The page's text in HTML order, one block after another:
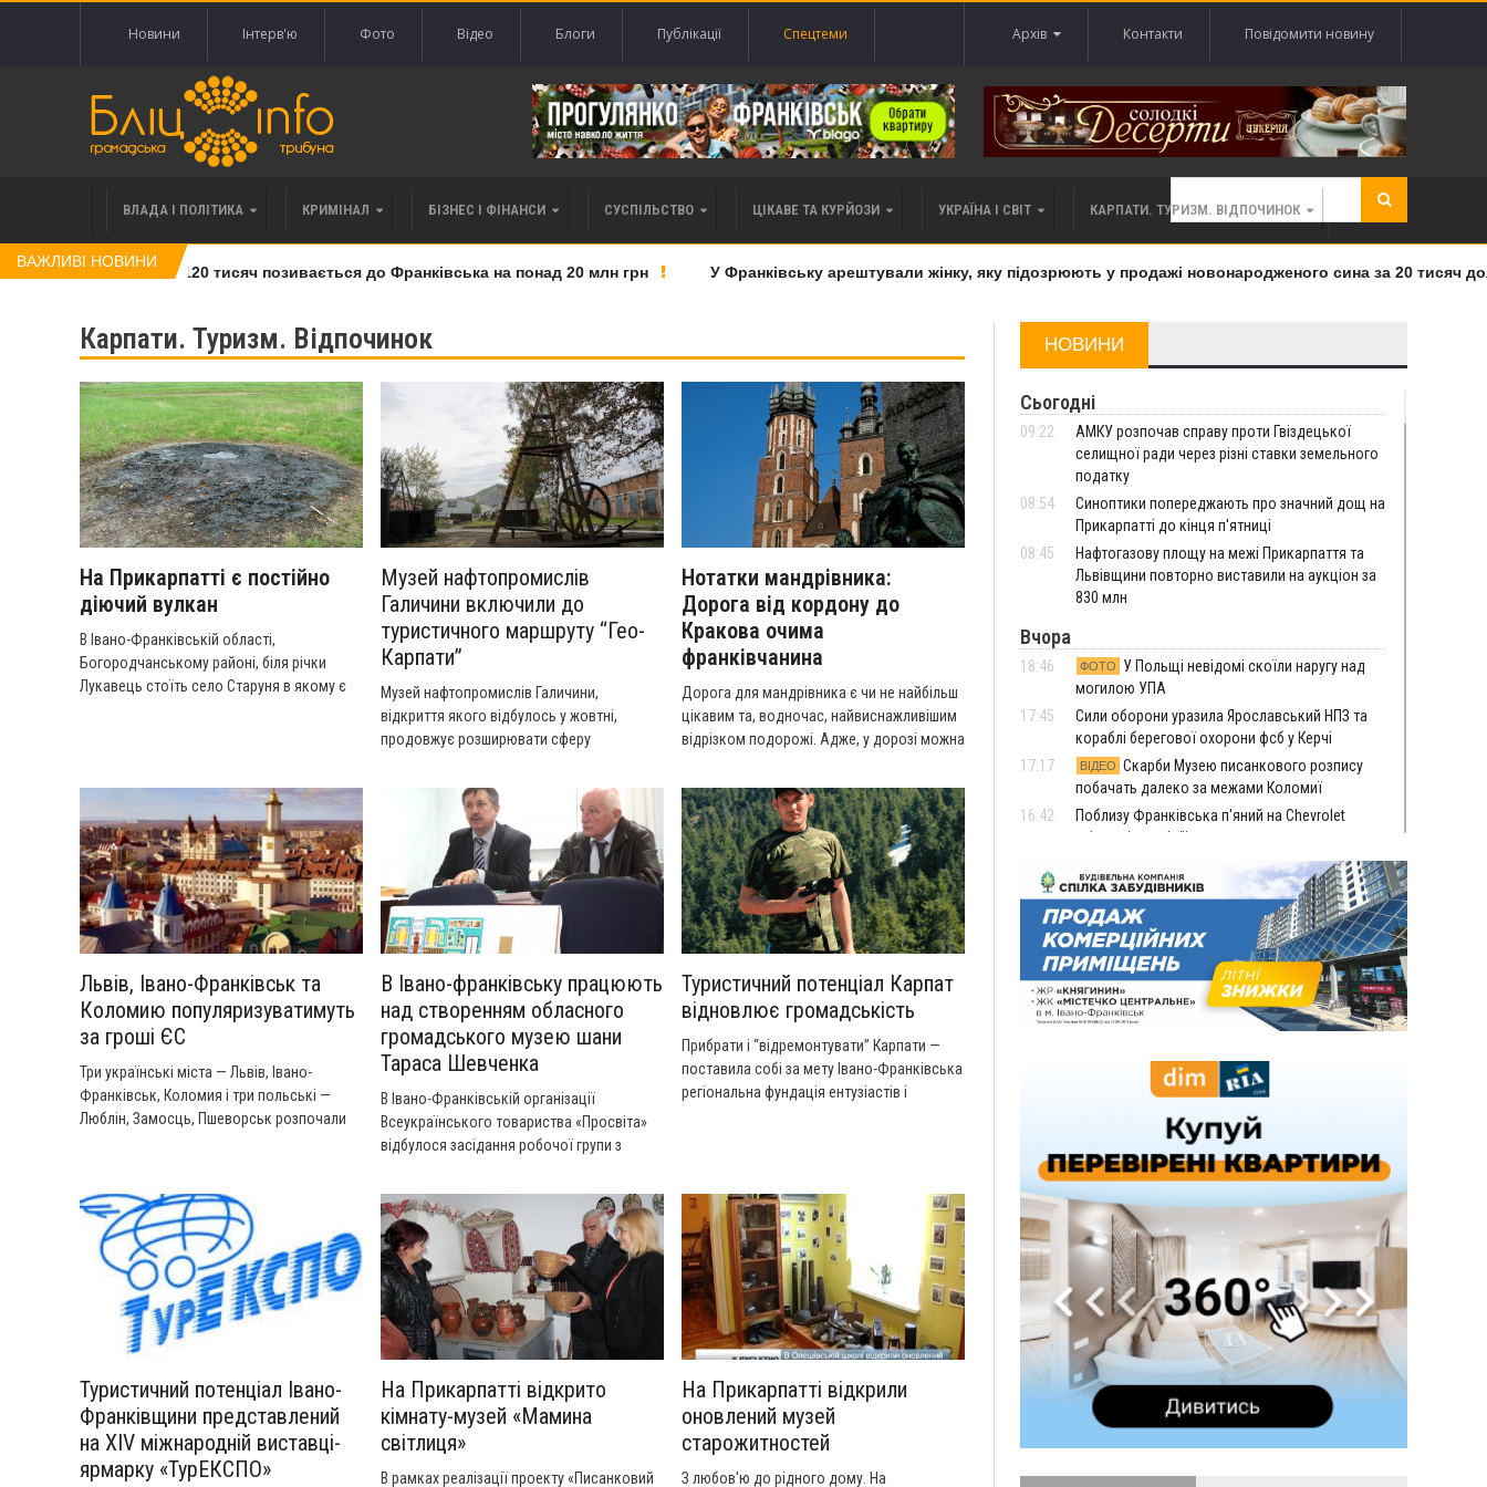
Новини Інтерв'ю Фото Відео Блоги Публікації Спецтеми Архів Контакти Повідомити новину
ВЛАДА І ПОЛІТИКА КРИМІНАЛ БІЗНЕС І ФІНАНСИ СУСПІЛЬСТВО ЦІКАВЕ ТА КУРЙОЗИ УКРАЇНА І СВІТ КАРПАТИ. ТУРИЗМ. ВІДПОЧИНОК
ВАЖЛИВІ НОВИНИ
права вимоги за 120 тисяч позивається до Франківська на понад 20 млн грн У Франківську арештували жінку, яку підозрюють у продажі новонародженого сина за 20 тисяч
Карпати. Туризм. Відпочинок
На Прикарпатті є постійно
діючий вулкан
В Івано-Франківській області,
Богородчанському районі, біля річки
Лукавець стоїть село Старуня в якому є
Музей нафтопромислів
Галичини включили до
туристичного маршруту “Гео-
Карпати”
Музей нафтопромислів Галичини,
відкриття якого відбулось у жовтні,
продовжує розширювати сферу
дослідження природоресурсної історії
нашого краю. Минулого тижня Музей
долучився до реалізації міжнародного
проекту «Гео-Карпати», що
співфінансується Євросоюзом та
реалізовується в рамках програми
транскордонного співробітництва
Польща-Білорусь-Україна 2007-2013.
Нотатки мандрівника:
Дорога від кордону до
Кракова очима
франківчанина
Дорога для мандрівника є чи не найбільш
цікавим та, водночас, найвиснажливішим
відрізком подорожі. Адже, у дорозі можна
побачити багато нового, цікавого.
Львів, Івано-Франківськ та
Коломию популяризуватимуть
за гроші ЄС
Три українські міста — Львів, Івано-
Франківськ, Коломия і три польські —
Люблін, Замосць, Пшеворськ розпочали
транскордонному просторі».
В Івано-франківську працюють
над створенням обласного
громадського музею шани
Тараса Шевченка
В Івано-Франківській організації
Всеукраїнського товариства «Просвіта»
відбулося засідання робочої групи з
громадського музею шани Тараса
Шевченка.
Туристичний потенціал Карпат
відновлює громадськість
Прибрати і “відремонтувати” Карпати —
поставила собі за мету Івано-Франківська
регіональна фундація ентузіастів і
регіональну фундацію “Карпатські
стежки”, а потім — у громадську
організацію, яка вийшла за межі Івано-
Франківщини. Тож, хто хоч раз ішов
туристичним маршрутом у Карпатах —
знайте: їх відновили й упорядкували
молоді люди із “Карпатськи
Туристичний потенціал Івано-
Франківщини представлений
на XIV міжнародній виставці-
ярмарку «ТурЕКСПО»
На Прикарпатті відкрито
кімнату-музей «Мамина
світлиця»
В рамках реалізації проекту «Писанковий
На Прикарпатті відкрили
оновлений музей
старожитностей
З любов'ю до рідного дому. На
НОВИНИ
Сьогодні
09:22
АМКУ розпочав справу проти Гвіздецької
селищної ради через різні ставки земельного
податку
08:54
Синоптики попереджають про значний дощ на
Прикарпатті до кінця п'ятниці
08:45
Нафтогазову площу на межі Прикарпаття та
Львівщини повторно виставили на аукціон за
830 млн
Вчора
18:46 ФОТО
У Польщі невідомі скоїли наругу над
могилою УПА
17:45
Сили оборони уразила Ярославський НПЗ та
кораблі берегової охорони фсб у Керчі
17:17
ВІДЕО Скарби Музею писанкового розпису
побачать далеко за межами Коломиї
16:42
Поблизу Франківська п'яний на Chevrolet
втікав від поліції
На Прикарпатті триває декларування
вогнепальної зброї: уже зареєстровано 282
одиниці
15:58
Понад 9 тис. прикарпатських вступників
отримали рекомендації до зарахування на
бакалаврат у ВНЗ
15:28
Кілька вулиць у Долині тимчасово залишаться
У Старуні відбулася Патріарша проща
Не знає англійську на достатньому рівні.
суддею Міжнародного кримінального суду
14:14
У Ворохті проведуть Кубок ФЛСУ зі стрибків
на лижах, пам'яті оборонця Богдана Бухонка
13:30
ФОТО На Калущині розшукали чоловіка, який
три дні блукав у лісі
13:14
Боднар розповів про реакцію влади Польщі
на атаки на українців та про зміни після 23
серпня
12:31
ВІДЕО "Едельвейси" щемливо привітали рідну
Коломию з Днем міста
Вчора у Франківську, Коломиї, Долині та
Яремче зафіксували рекордну спеку
У Надвірній п'яна жінка побила малолітнього
хлопчика: суд призначив штраф і 30 тисяч
компенсації